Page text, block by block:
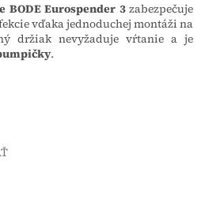
BODE Eurospender 3zabezpečuje
vďaka jednoduchej montáži na
držiak nevyžaduje vŕtanie a je
.